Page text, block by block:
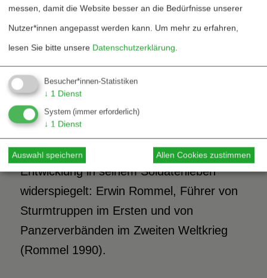
»fortschrittliche« Militärkreise einiger
europäischer Länder die Idee,
Panzertruppen nach dem Muster der
neuen deutschen Infanterietaktik zu
führen, womit das Konzept weitreichender,
offensiver Operationen schwerer
hier ein Mann zu nennen, der diese
Entwicklung in seinem Soldatenleben
widerspiegelt: Erwin Rommel, Führer von
Sturmtruppen im Ersten und von
Panzerverbänden im Zweiten Weltkrieg
(Rommel 1990).
messen, damit die Website besser an die Bedürfnisse unserer
Nutzer*innen angepasst werden kann. Um mehr zu erfahren,
lesen Sie bitte unsere Datenschutzerklärung.
Besucher*innen-Statistiken
↓ 1 Dienst
System (immer erforderlich)
↓ 1 Dienst
Auswahl speichern Allen Cookies zustimmen